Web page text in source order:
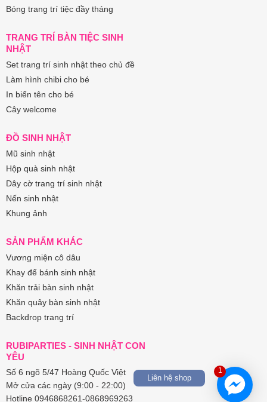
1
Liên hệ shop
Bóng trang trí tiệc đầy tháng
TRANG TRÍ BÀN TIỆC SINH
NHẬT
Set trang trí sinh nhật theo chủ đề
Làm hình chibi cho bé
In biển tên cho bé
Cây welcome
ĐỒ SINH NHẬT
Mũ sinh nhật
Hộp quà sinh nhật
Dây cờ trang trí sinh nhật
Nến sinh nhật
Khung ảnh
SẢN PHẨM KHÁC
Vương miện cô dâu
Khay để bánh sinh nhật
Khăn trải bàn sinh nhật
Khăn quây bàn sinh nhật
Backdrop trang trí
RUBIPARTIES - SINH NHẬT CON
YÊU
Số 6 ngõ 5/47 Hoàng Quốc Việt
Mở cửa các ngày (9:00 - 22:00)
Hotline 0946868261-0868969263